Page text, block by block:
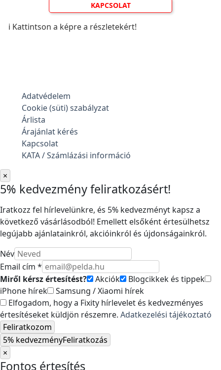
KAPCSOLAT
ℹ️ Kattintson a képre a részletekért!
Adatvédelem
Cookie (süti) szabályzat
Árlista
Árajánlat kérés
Kapcsolat
KATA / Számlázási információ
×
5% kedvezmény feliratkozásért!
Iratkozz fel hírlevelünkre, és 5% kedvezményt kapsz a
következő vásárlásodból! Emellett elsőként értesülhetsz
legújabb ajánlatainkról, akcióinkról és újdonságainkról.
Név
Email cím *
Miről kérsz értesítést?
Akciók
Blogcikkek és tippek
iPhone hírek
Samsung / Xiaomi hírek
Elfogadom, hogy a Fixity hírlevelet és kedvezményes
értesítéseket küldjön részemre. Adatkezelési tájékoztató
Feliratkozom
5% kedvezményFeliratkozás
×
Fontos értesítés